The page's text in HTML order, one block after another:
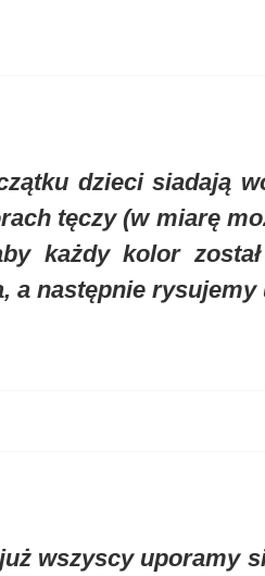
dzieci siadają
tęczy (w miarę
każdy kolor
a następnie rysujemy
wszyscy uporamy